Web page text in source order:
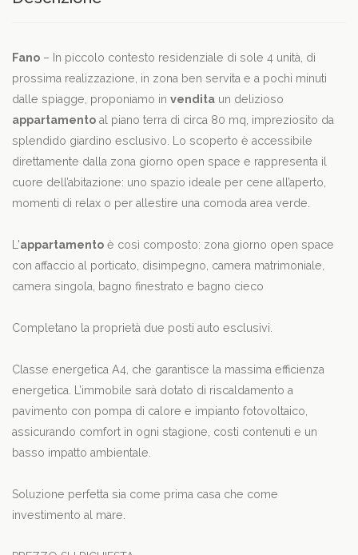
Fano – In piccolo contesto residenziale di sole 4 unità, di
prossima realizzazione, in zona ben servita e a pochi minuti
dalle spiagge, proponiamo in vendita un delizioso
appartamento al piano terra di circa 80 mq, impreziosito da
splendido giardino esclusivo. Lo scoperto è accessibile
direttamente dalla zona giorno open space e rappresenta il
cuore dell’abitazione: uno spazio ideale per cene all’aperto,
momenti di relax o per allestire una comoda area verde.
L'appartamento è così composto: zona giorno open space
con affaccio al porticato, disimpegno, camera matrimoniale,
camera singola, bagno finestrato e bagno cieco
Completano la proprietà due posti auto esclusivi.
Classe energetica A4, che garantisce la massima efficienza
energetica. L’immobile sarà dotato di riscaldamento a
pavimento con pompa di calore e impianto fotovoltaico,
assicurando comfort in ogni stagione, costi contenuti e un
basso impatto ambientale.
Soluzione perfetta sia come prima casa che come
investimento al mare.